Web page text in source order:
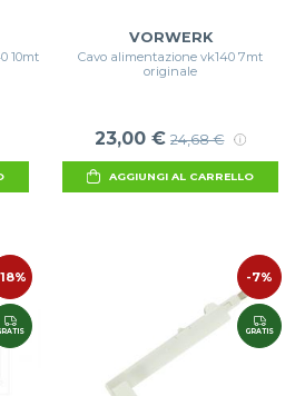
10mt
VORWERK
Cavo alimentazione vk140 7mt
originale
23,00 € 24,68 €
AGGIUNGI AL CARRELLO
-7%
GRATIS